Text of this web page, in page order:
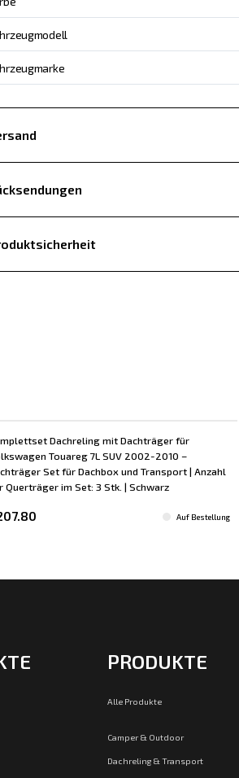
Dachreling mit Dachträger für
Touareg 7L SUV 2002-2010 –
Set für Dachbox und Transport | Anzahl
Querträger im Set: 3 Stk. | Schwarz
Auf Bestellung
PRODUKTE
Alle Produkte
Camper & Outdoor
Dachreling & Transport